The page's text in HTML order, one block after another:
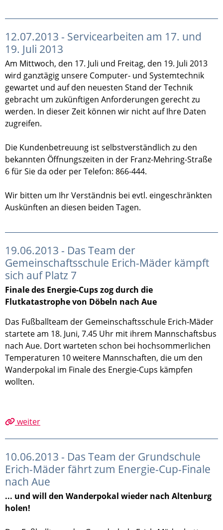
12.07.2013 - Servicearbeiten am 17. und
19. Juli 2013
Am Mittwoch, den 17. Juli und Freitag, den 19. Juli 2013
wird ganztägig unsere Computer- und Systemtechnik
gewartet und auf den neuesten Stand der Technik
gebracht um zukünftigen Anforderungen gerecht zu
werden. In dieser Zeit können wir nicht auf Ihre Daten
zugreifen.
Die Kundenbetreuung ist selbstverständlich zu den
bekannten Öffnungszeiten in der Franz-Mehring-Straße
6 für Sie da oder per Telefon: 866-444.
Wir bitten um Ihr Verständnis bei evtl. eingeschränkten
Auskünften an diesen beiden Tagen.
19.06.2013 - Das Team der
Gemeinschaftsschule Erich-Mäder kämpft
sich auf Platz 7
Finale des Energie-Cups zog durch die
Flutkatastrophe von Döbeln nach Aue
Das Fußballteam der Gemeinschaftsschule Erich-Mäder
startete am 18. Juni, 7.45 Uhr mit ihrem Mannschaftsbus
nach Aue. Dort warteten schon bei hochsommerlichen
Temperaturen 10 weitere Mannschaften, die um den
Wanderpokal im Finale des Energie-Cups kämpfen
wollten.
weiter
10.06.2013 - Das Team der Grundschule
Erich-Mäder fährt zum Energie-Cup-Finale
nach Aue
... und will den Wanderpokal wieder nach Altenburg
holen!